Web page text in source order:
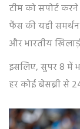
टीम को सपोर्ट
फैंस की यही
और भारतीय
इसलिए, सुपर 8 में
हर कोई बेसब्री से